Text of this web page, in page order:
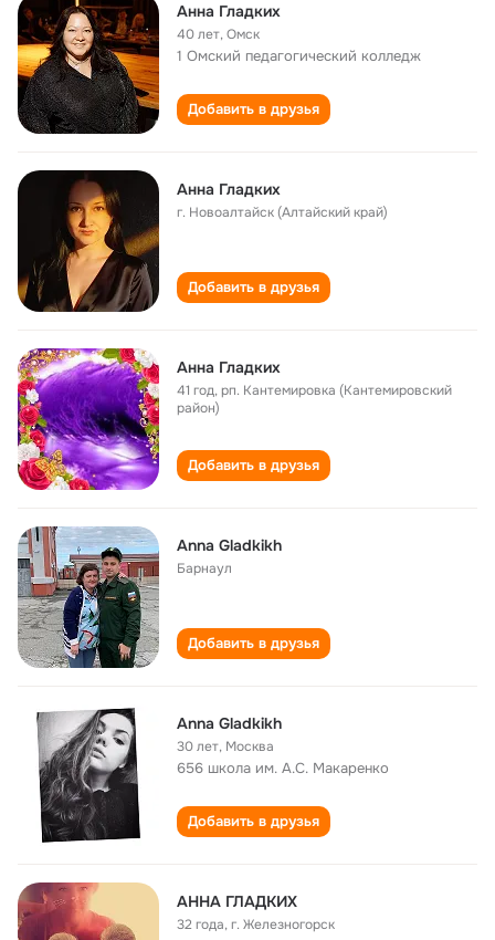
Анна Гладких
40 лет,Омск
1 Омский педагогический колледж
Добавить в друзья
Анна Гладких
г. Новоалтайск (Алтайский край)
Добавить в друзья
Анна Гладких
41 год,рп. Кантемировка (Кантемировский
район)
Добавить в друзья
Anna Gladkikh
Барнаул
Добавить в друзья
Anna Gladkikh
30 лет, Москва
656 школа им. А.С. Макаренко
Добавить в друзья
АННА ГЛАДКИХ
32 года,г. Железногорск